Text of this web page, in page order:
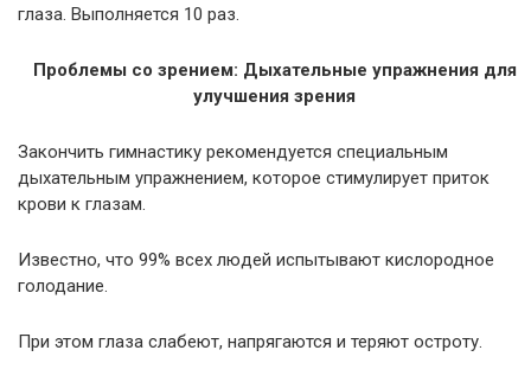
глаза. Выполняется 10 раз.
Проблемы со зрением: Дыхательные упражнения для
улучшения зрения
Закончить гимнастику рекомендуется специальным
дыхательным упражнением, которое стимулирует приток
крови к глазам.
Известно, что 99% всех людей испытывают кислородное
голодание.
При этом глаза слабеют, напрягаются и теряют остроту.